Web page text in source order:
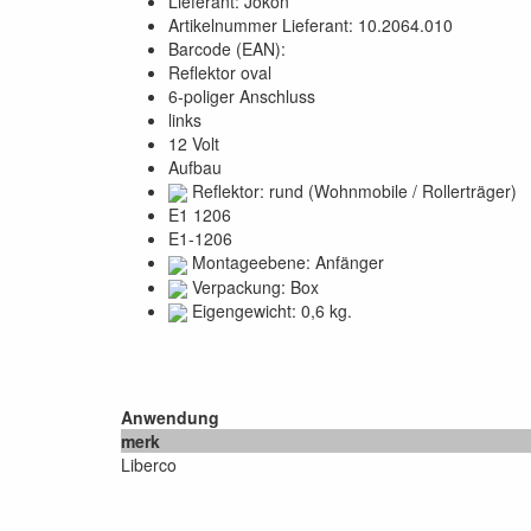
Artikelnummer Lieferant: 10.2064.010
Barcode (EAN):
Reflektor oval
6-poliger Anschluss
links
12 Volt
Aufbau
Reflektor: rund (Wohnmobile / Rollerträger)
E1 1206
E1-1206
Montageebene: Anfänger
Verpackung: Box
Eigengewicht: 0,6 kg.
Anwendung
merk
Liberco